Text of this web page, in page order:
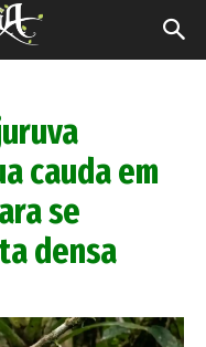
cauda em
se
densa